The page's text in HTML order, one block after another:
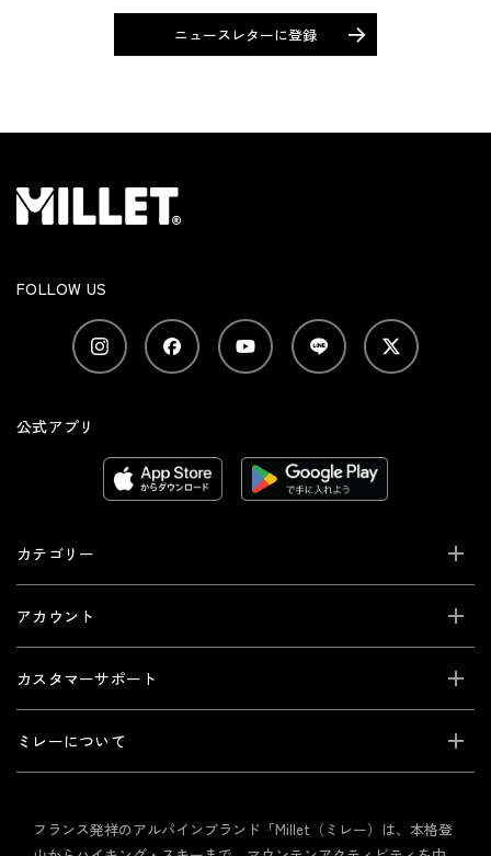
ニュースレターに登録
FOLLOW US
公式アプリ
カテゴリー
アカウント
カスタマーサポート
ミレーについて
フランス発祥のアルパインブランド「Millet（ミレー）は、本格登